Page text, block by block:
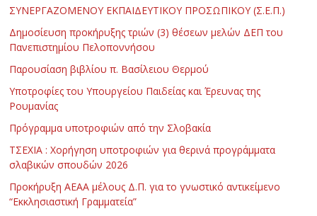
ΣΥΝΕΡΓΑΖΟΜΕΝΟΥ ΕΚΠΑΙΔΕΥΤΙΚΟΥ ΠΡΟΣΩΠΙΚΟΥ (Σ.Ε.Π.)
Δημοσίευση προκήρυξης τριών (3) θέσεων μελών ΔΕΠ του
Πανεπιστημίου Πελοποννήσου
Παρουσίαση βιβλίου π. Βασίλειου Θερμού
Υποτροφίες του Υπουργείου Παιδείας και Έρευνας της
Ρουμανίας
Πρόγραμμα υποτροφιών από την Σλοβακία
ΤΣΕΧΙΑ : Χορήγηση υποτροφιών για θερινά προγράμματα
σλαβικών σπουδών 2026
Προκήρυξη ΑΕΑΑ μέλους Δ.Π. για το γνωστικό αντικείμενο
“Εκκλησιαστική Γραμματεία”